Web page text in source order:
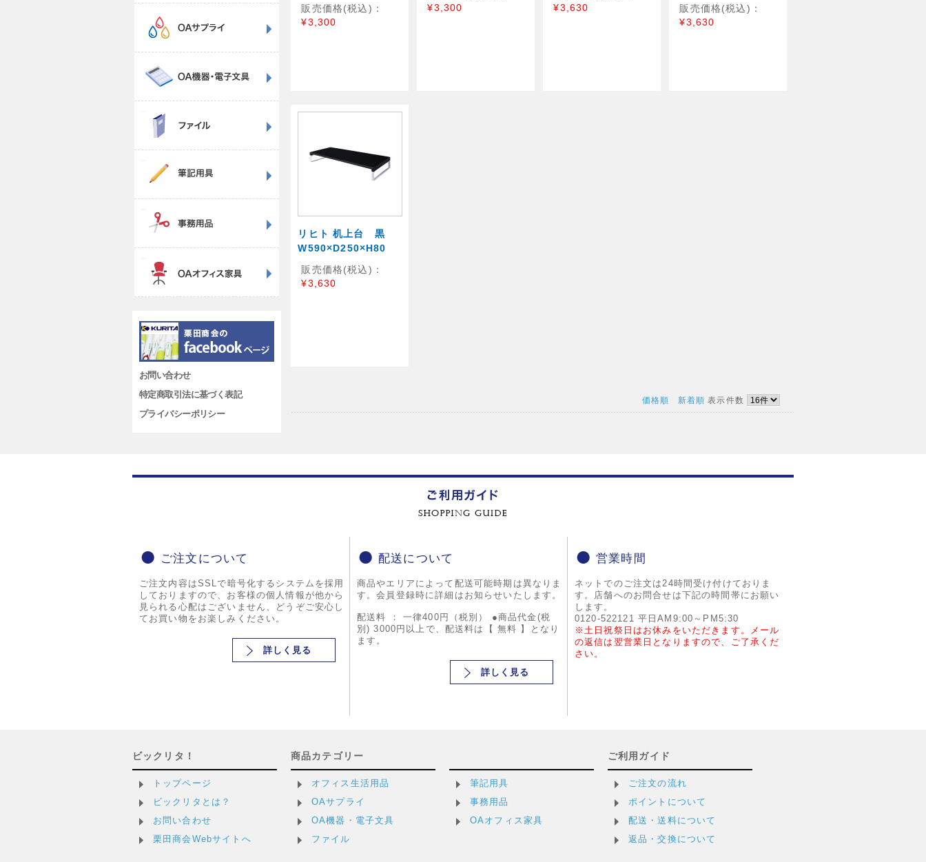
お問い合わせ
特定商取引法に基づく表記
プライバシーポリシー
販売価格(税込)：
¥3,300
¥3,300
¥3,630
販売価格(税込)：
¥3,630
リヒト 机上台 黒
W590×D250×H80
販売価格(税込)：
¥3,630
価格順 新着順 表示件数
ご注文について
ご注文内容はSSLで暗号化するシステムを採用
しておりますので、お客様の個人情報が他から
見られる心配はございません、どうぞご安心し
てお買い物をお楽しみください。
詳しく見る
配送について
商品やエリアによって配送可能時期は異なりま
す。会員登録時に詳細はお知らせいたします。
配送料 ： 一律400円（税別） ●商品代金(税
別) 3000円以上で、配送料は【 無料 】となり
ます。
詳しく見る
営業時間
ネットでのご注文は24時間受け付けておりま
す。店舗へのお問合せは下記の時間帯にお願い
します。
0120-522121 平日AM9:00～PM5:30
※土日祝祭日はお休みをいただきます。メール
の返信は翌営業日となりますので、ご了承くだ
さい。
ビックリタ！
トップページ
ビックリタとは？
お問い合わせ
栗田商会Webサイトへ
商品カテゴリー
オフィス生活用品
OAサプライ
OA機器・電子文具
ファイル
筆記用具
事務用品
OAオフィス家具
ご利用ガイド
ご注文の流れ
ポイントについて
配送・送料について
返品・交換について